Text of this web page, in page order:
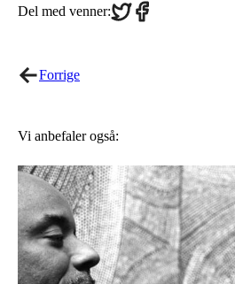
Del med venner:Share
on
Share
on
Forrige
Vi anbefaler også: